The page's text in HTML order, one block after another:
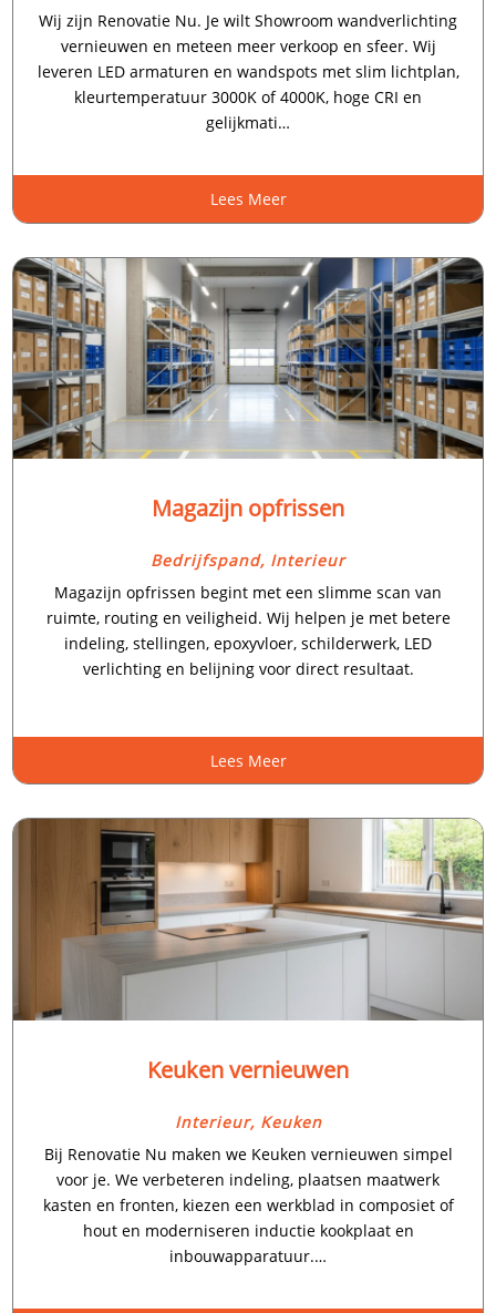
Wij zijn Renovatie Nu.​ Je wilt Showroom wandverlichting
vernieuwen en meteen meer verkoop en sfeer.​ Wij
leveren LED armaturen en wandspots met slim lichtplan,
kleurtemperatuur 3000K of 4000K, hoge CRI en
gelijkmati…
Lees Meer
Magazijn opfrissen
Bedrijfspand, Interieur
Magazijn opfrissen begint met een slimme scan van
ruimte, routing en veiligheid.​ Wij helpen je met betere
indeling, stellingen, epoxyvloer, schilderwerk, LED
verlichting en belijning voor direct resultaat.​
Lees Meer
Keuken vernieuwen
Interieur, Keuken
Bij Renovatie Nu maken we Keuken vernieuwen simpel
voor je.​ We verbeteren indeling, plaatsen maatwerk
kasten en fronten, kiezen een werkblad in composiet of
hout en moderniseren inductie kookplaat en
inbouwapparatuur.…